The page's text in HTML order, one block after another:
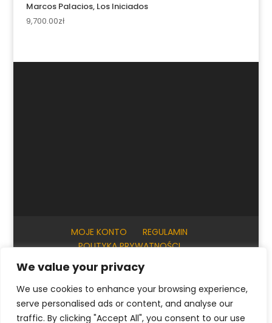
We value your privacy
We use cookies to enhance your browsing experience,
serve personalised ads or content, and analyse our
traffic. By clicking "Accept All", you consent to our use
Marcos Palacios, Los Iniciados
9,700.00zł
MOJE KONTO
REGULAMIN
POLITYKA PRYWATNOŚCI
INFORMACJE PRAKTYCZNE
© ArtKrak Auction House 2023